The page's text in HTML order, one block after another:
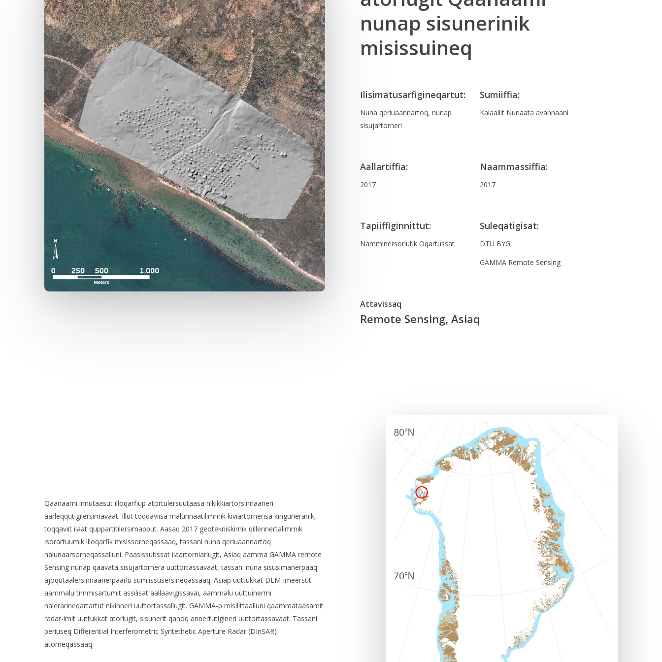
nunap sisunerinik
misissuineq
Ilisimatusarfigineqartut:
Nuna qeriuaannartoq, nunap
sisujartorneri
Sumiiffia:
Kalaallit Nunaata avannaani
Aallartiffia:
2017
Naammassiffia:
2017
Tapiiffiginnittut:
Namminersorlutik Oqartussat
Suleqatigisat:
DTU BYG
GAMMA Remote Sensing
Attavissaq
Remote Sensing, Asiaq
Qaanaami innutaasut illoqarfiup atortulersuutaasa nikikkiartorsinnaaneri
aarleqqutigilersimavaat. Illut toqqaviisa malunnaatilimmik kiviartornerisa kinguneranik,
toqqaviit ilaat quppartitilersimapput. Aasaq 2017 geotekniskimik qillerinertalimmik
isorartuumik illoqarfik misissorneqassaaq, tassani nuna qeriuaannartoq
nalunaarsorneqassalluni. Paasissutissat ilaartorniarlugit, Asiaq aamma GAMMA remote
Sensing nunap qaavata sisujartornera uuttortassavaat, tassani nuna sisusimanerpaaq
ajoqutaalersinnaanerpaarlu sumiissusersineqassaaq. Asiap uuttukkat DEM-imeersut
aammalu timmisartumit assilisat aallaavigissavai, aammalu uuttuinermi
nalerarineqartartut nikinneri uuttortassallugit. GAMMA-p misilittaalluni qaammataasamit
radar-imit uuttukkat atorlugit, sisunerit qanoq annertutigineri uuttortassavaat. Tassani
periuseq Differential Interferometric Syntethetic Aperture Radar (DInSAR)
atorneqassaaq.